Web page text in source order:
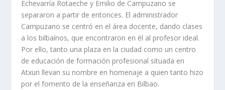
Echevarría Rotaeche y Emilio de Campuzano se
separaron a partir de entonces. El administrador
Campuzano se centró en el área docente, dando clases
a los bilbaínos, que encontraron en él al profesor ideal.
Por ello, tanto una plaza en la ciudad como un centro
de educación de formación profesional situada en
Atxuri llevan su nombre en homenaje a quien tanto hizo
por el fomento de la enseñanza en Bilbao.